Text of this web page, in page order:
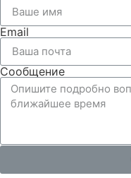
Email
Сообщение